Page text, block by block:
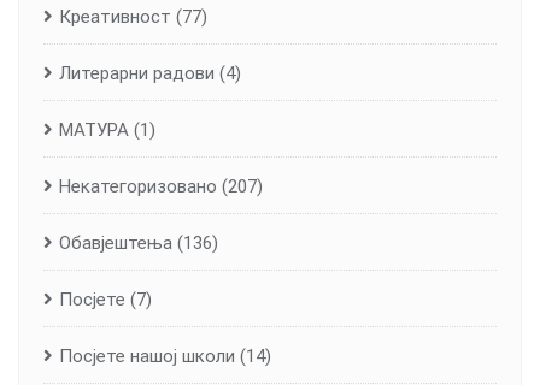
Креативност (77)
Литерарни радови (4)
МАТУРА (1)
Некатегоризовано (207)
Обавјештења (136)
Посјете (7)
Посјете нашој школи (14)